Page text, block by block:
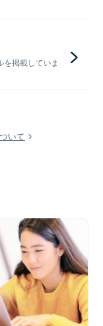
掲載していま
いて